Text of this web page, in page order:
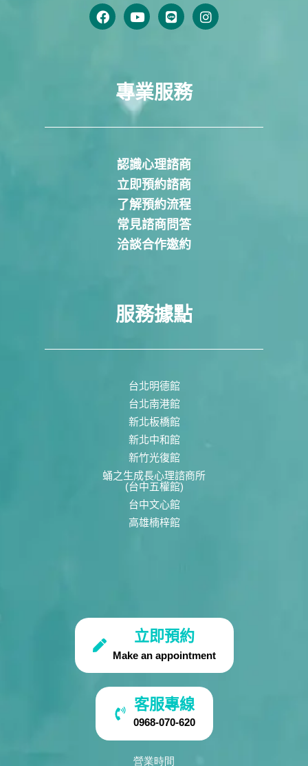
專業服務
認識心理諮商
立即預約諮商
了解預約流程
常見諮商問答
洽談合作邀約
服務據點
台北明德館
台北南港館
新北板橋館
新北中和館
新竹光復館
蛹之生成長心理諮商所
(台中五權館)
台中文心館
高雄楠梓館
立即預約
Make an appointment
客服專線
0968-070-620
營業時間